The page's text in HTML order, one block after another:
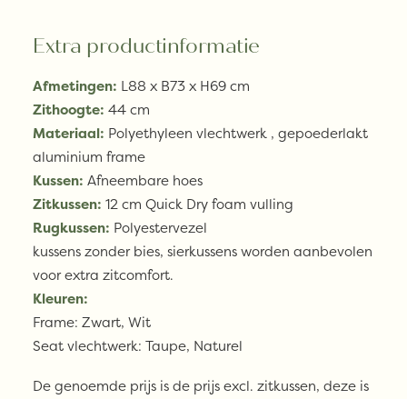
Extra productinformatie
Afmetingen: L88 x B73 x H69 cm
Zithoogte: 44 cm
Materiaal: Polyethyleen vlechtwerk , gepoederlakt
aluminium frame
Kussen: Afneembare hoes
Zitkussen: 12 cm Quick Dry foam vulling
Rugkussen: Polyestervezel
kussens zonder bies, sierkussens worden aanbevolen
voor extra zitcomfort.
Kleuren:
Frame: Zwart, Wit
Seat vlechtwerk: Taupe, Naturel
De genoemde prijs is de prijs excl. zitkussen, deze is